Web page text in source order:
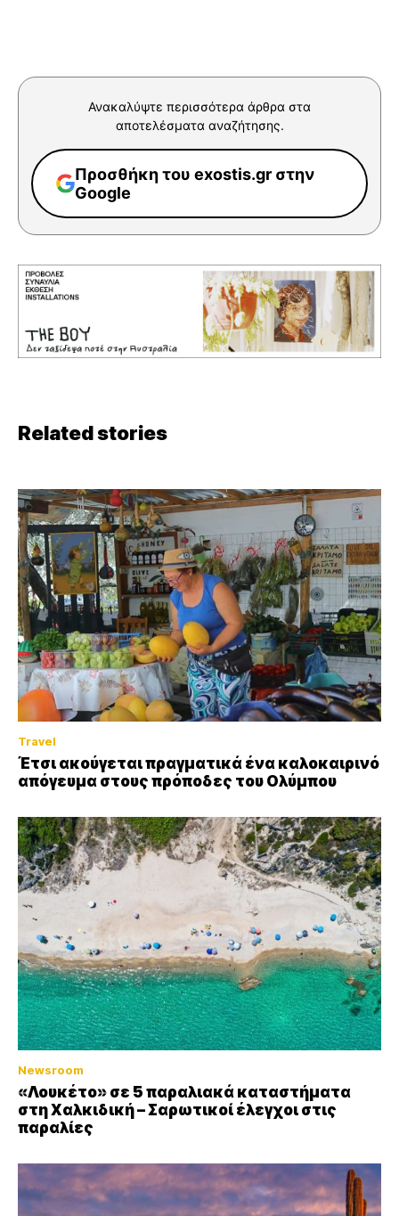
Ανακαλύψτε περισσότερα άρθρα στα
αποτελέσματα αναζήτησης.
Προσθήκη του exostis.gr στην
Google
Related stories
Travel
Έτσι ακούγεται πραγματικά ένα καλοκαιρινό
απόγευμα στους πρόποδες του Ολύμπου
Newsroom
«Λουκέτο» σε 5 παραλιακά καταστήματα
στη Χαλκιδική – Σαρωτικοί έλεγχοι στις
παραλίες